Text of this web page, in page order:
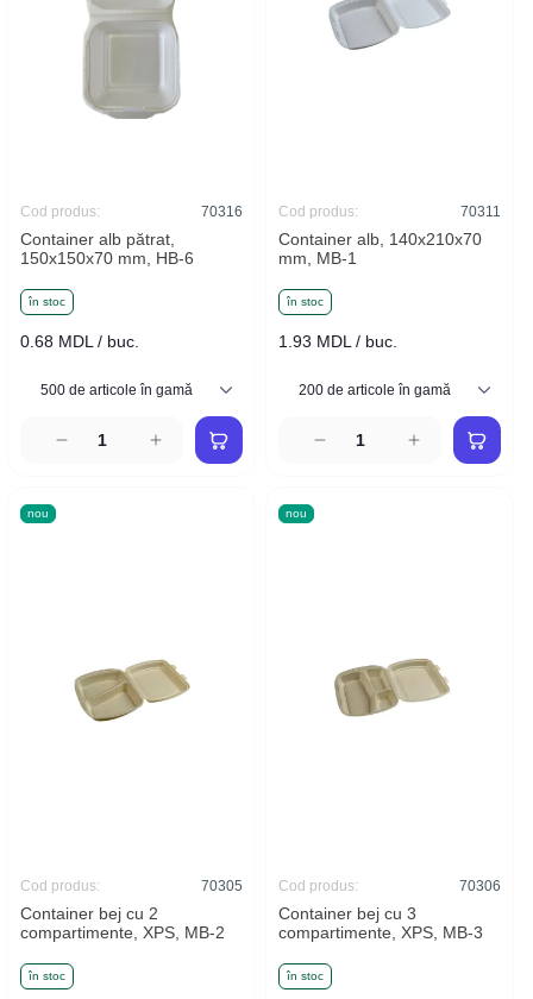
în stoc
Container alb pătrat,
150x150x70 mm, HB-6
Cod produs: 70316
0.68 MDL / buc.
în stoc
Container alb, 140x210x70
mm, MB-1
Cod produs: 70311
1.93 MDL / buc.
nou
în stoc
Container bej cu 2
compartimente, XPS, MB-2
Cod produs: 70305
nou
în stoc
Container bej cu 3
compartimente, XPS, MB-3
Cod produs: 70306